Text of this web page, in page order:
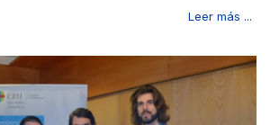
Leer más ...